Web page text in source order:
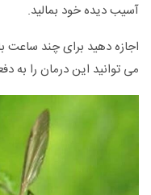
آسیب دیده خود بمالید.
اجازه دهید برای چند ساعت
می توانید این درمان را به